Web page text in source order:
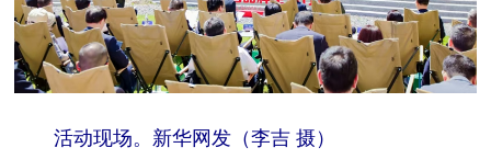
活动现场。新华网发（李吉 摄）